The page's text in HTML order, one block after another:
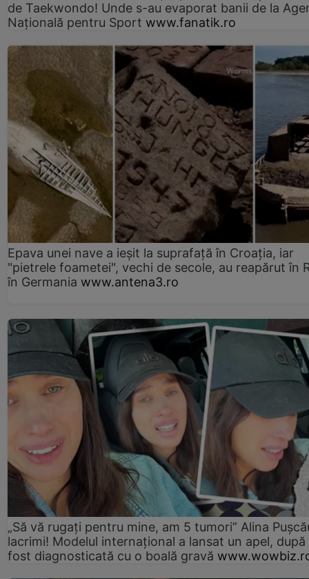
de Taekwondo! Unde s-au evaporat banii de la
Națională pentru Sport www.fanatik.ro
Epava unei nave a ieșit la suprafață în Croația, iar
"pietrele foametei", vechi de secole, au reapărut în
în Germania www.antena3.ro
„Să vă rugați pentru mine, am 5 tumori” Alina
lacrimi! Modelul internațional a lansat un apel, după
fost diagnosticată cu o boală gravă